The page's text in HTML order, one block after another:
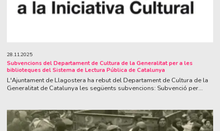
28.11.2025
Subvencions del Departament de Cultura de la Generalitat per a les
biblioteques del Sistema de Lectura Pública de Catalunya
L'Ajuntament de Llagostera ha rebut del Departament de Cultura de la
Generalitat de Catalunya les següents subvencions: Subvenció per...